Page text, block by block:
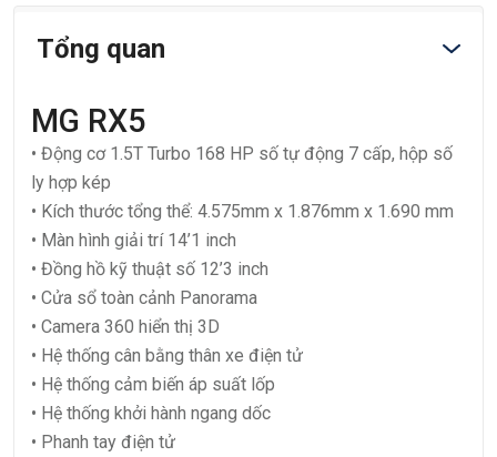
Tổng quan
MG RX5
• Động cơ 1.5T Turbo 168 HP số tự động 7 cấp, hộp số
ly hợp kép
• Kích thước tổng thể: 4.575mm x 1.876mm x 1.690 mm
• Màn hình giải trí 14’1 inch
• Đồng hồ kỹ thuật số 12’3 inch
• Cửa sổ toàn cảnh Panorama
• Camera 360 hiển thị 3D
• Hệ thống cân bằng thân xe điện tử
• Hệ thống cảm biến áp suất lốp
• Hệ thống khởi hành ngang dốc
• Phanh tay điện tử